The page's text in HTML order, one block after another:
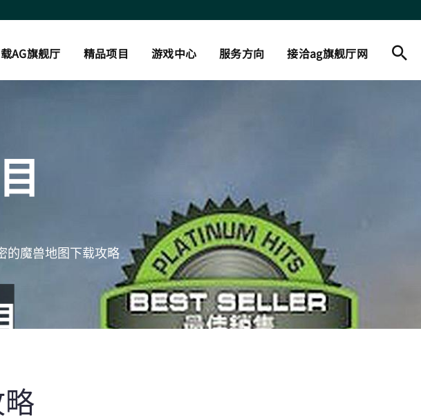
AG旗舰厅 精品项目 游戏中心 服务方向 接洽ag旗舰厅网
的魔兽地图下载攻略